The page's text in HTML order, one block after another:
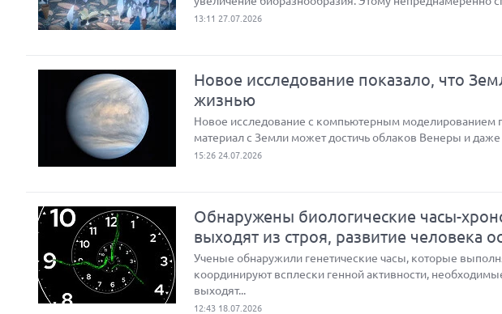
13:11 27.07.2026
Новое исследование показало, что
жизнью
Новое исследование с компьютерным моделированием
материал с Земли может достичь облаков Венеры и даже
15:26 24.07.2026
Обнаружены биологические часы-
выходят из строя, развитие человека
Ученые обнаружили генетические часы, которые
координируют всплески генной активности,
выходят...
12:43 18.07.2026